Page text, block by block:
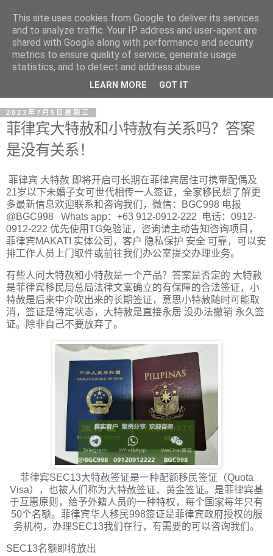
2023年7月5日星期三
菲律宾大特赦和小特赦有关系吗？答案
是没有关系！
菲律宾 大特赦 即将开启可长期在菲律宾居住可携带配偶及
21岁以下未婚子女可世代相传一人签证，全家移民想了解更
多最新信息欢迎联系和咨询我们，微信：BGC998 电报
@BGC998 Whats app：+63 912-0912-222 电话：0912-
0912-222 优先使用TG免验证，咨询请主动告知咨询项目，
菲律宾MAKATI 实体公司，客户 隐私保护 安全 可靠，可以安
排工作人员上门取件或前往我们办公室提交办理业务。
有些人问大特赦和小特赦是一个产品？答案是否定的 大特赦
是菲律宾移民局总局法律文案确立的有保障的合法签证，小
特赦是后来中介吹出来的长期签证，意思小特赦随时可能取
消，签证是待定状态，大特赦是直接永居 没办法撤销 永久签
证。除非自己不要放弃了。
菲律宾SEC13大特赦签证是一种配额移民签证（Quota
Visa），也被人们称为大特赦签证、黄金签证。是菲律宾基
于互惠原则，给予外籍人员的一种特权，每个国家每年只有
50个名额。菲律宾华人移民998签证是菲律宾政府授权的服
务机构，办理SEC13我们在行，有需要的可以咨询我们。
SEC13名额即将放出
This site uses cookies from Google to deliver its services
and to analyze traffic. Your IP address and user-agent are
shared with Google along with performance and security
metrics to ensure quality of service, generate usage
statistics, and to detect and address abuse.
LEARN MORE GOT IT